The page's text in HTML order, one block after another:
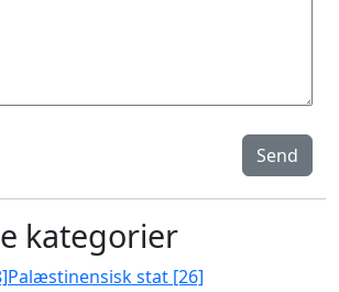
Send
kategorier
Palæstinensisk stat [26]